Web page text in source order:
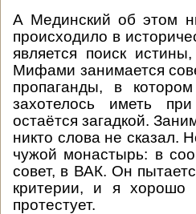
А Мединский об этом
происходило в
является поиск
Мифами занимается
пропаганды, в
захотелось иметь
остаётся загадкой.
никто слова не сказал.
чужой монастырь: в
совет, в ВАК. Он
критерии, и я хорошо
протестует.